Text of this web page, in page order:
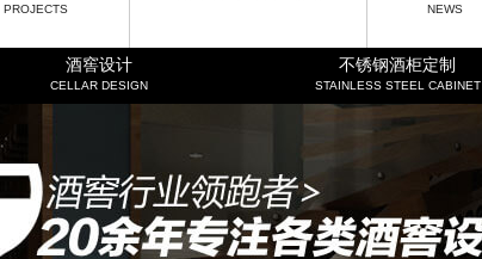
PROJECTS NEWS
酒窖设计
CELLAR DESIGN
不锈钢酒柜定制
STAINLESS STEEL CABINET